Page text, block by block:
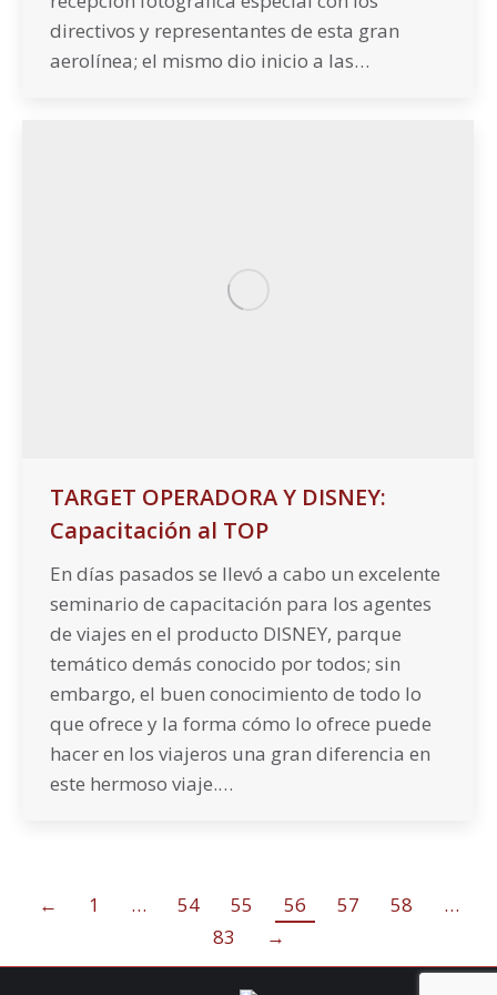
directivos y representantes de esta gran
aerolínea; el mismo dio inicio a las…
TARGET OPERADORA Y DISNEY:
Capacitación al TOP
En días pasados se llevó a cabo un excelente
seminario de capacitación para los agentes
de viajes en el producto DISNEY, parque
temático demás conocido por todos; sin
embargo, el buen conocimiento de todo lo
que ofrece y la forma cómo lo ofrece puede
hacer en los viajeros una gran diferencia en
este hermoso viaje.…
← 1 … 54 55 56 57 58
…
83
→